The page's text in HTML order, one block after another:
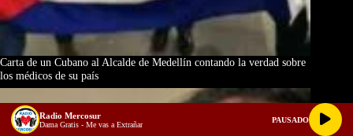
Carta de un Cubano al Alcalde de Medellín contando la verdad sobre
los médicos de su país
Radio Mercosur
Dama Gratis - Me vas a Extrañar
PAUSADO